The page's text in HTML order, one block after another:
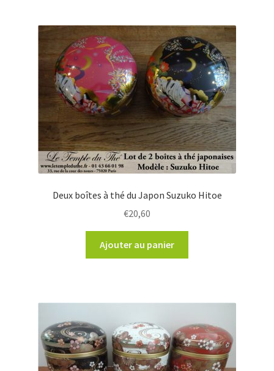
Deux boîtes à thé du Japon Suzuko Hitoe
€20,60
Ajouter au panier